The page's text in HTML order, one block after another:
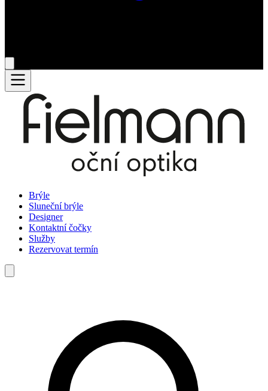
Brýle
Sluneční brýle
Designer
Kontaktní čočky
Služby
Rezervovat termín